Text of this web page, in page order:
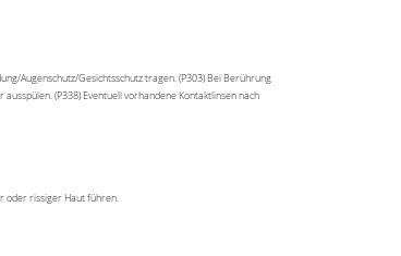
Augenschutz/Gesichtsschutz tragen. (P303) Bei Berührung
(P338) Eventuell vorhandene Kontaktlinsen nach
oder rissiger Haut führen.